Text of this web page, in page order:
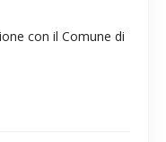
con il Comune di